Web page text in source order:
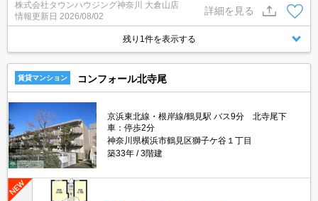
株式会社タウンハウジング神奈川 大倉山店
情報更新日 2026/08/02
詳細を見る
残り1件を表示する
賃貸マンション コンフォール北寺尾
京浜東北線・根岸線/鶴見駅 バス9分 北寺尾下
車：停歩2分
神奈川県横浜市鶴見区獅子ケ谷１丁目
築33年
3階建